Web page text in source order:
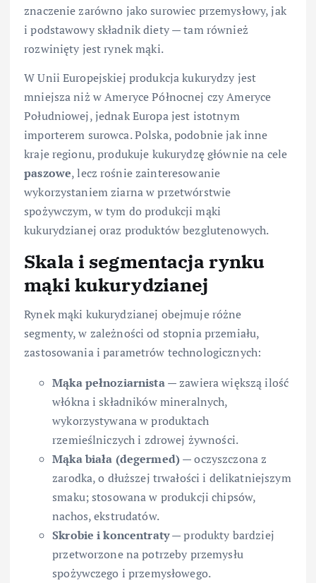
znaczenie zarówno jako surowiec przemysłowy, jak
i podstawowy składnik diety — tam również
rozwinięty jest rynek mąki.
W Unii Europejskiej produkcja kukurydzy jest
mniejsza niż w Ameryce Północnej czy Ameryce
Południowej, jednak Europa jest istotnym
importerem surowca. Polska, podobnie jak inne
kraje regionu, produkuje kukurydzę głównie na cele
paszowe, lecz rośnie zainteresowanie
wykorzystaniem ziarna w przetwórstwie
spożywczym, w tym do produkcji mąki
kukurydzianej oraz produktów bezglutenowych.
Skala i segmentacja rynku
mąki kukurydzianej
Rynek mąki kukurydzianej obejmuje różne
segmenty, w zależności od stopnia przemiału,
zastosowania i parametrów technologicznych:
Mąka pełnoziarnista— zawiera większą ilość
włókna i składników mineralnych,
wykorzystywana w produktach
rzemieślniczych i zdrowej żywności.
Mąka biała (degermed)— oczyszczona z
zarodka, o dłuższej trwałości i delikatniejszym
smaku; stosowana w produkcji chipsów,
nachos, ekstrudatów.
Skrobie i koncentraty— produkty bardziej
przetworzone na potrzeby przemysłu
spożywczego i przemysłowego.